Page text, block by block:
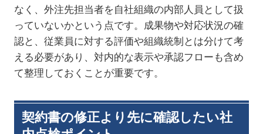
なく、外注先担当者を自社組織の内部人員として扱
っていないかという点です。成果物や対応状況の確
認と、従業員に対する評価や組織統制とは分けて考
える必要があり、対内的な表示や承認フローも含め
て整理しておくことが重要です。
契約書の修正より先に確認したい社